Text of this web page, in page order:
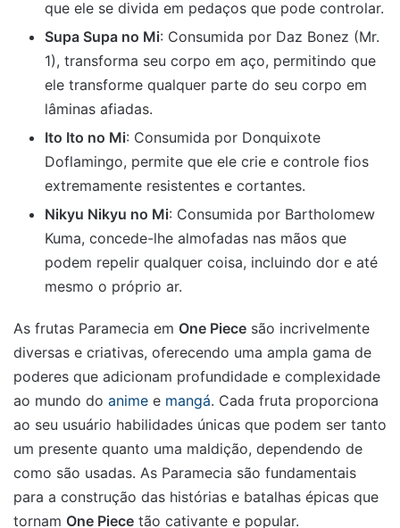
que ele se divida em pedaços que pode controlar.
Supa Supa no Mi: Consumida por Daz Bonez (Mr.
1), transforma seu corpo em aço, permitindo que
ele transforme qualquer parte do seu corpo em
lâminas afiadas.
Ito Ito no Mi: Consumida por Donquixote
Doflamingo, permite que ele crie e controle fios
extremamente resistentes e cortantes.
Nikyu Nikyu no Mi: Consumida por Bartholomew
Kuma, concede-lhe almofadas nas mãos que
podem repelir qualquer coisa, incluindo dor e até
mesmo o próprio ar.
As frutas Paramecia em One Piece são incrivelmente
diversas e criativas, oferecendo uma ampla gama de
poderes que adicionam profundidade e complexidade
ao mundo do anime e mangá. Cada fruta proporciona
ao seu usuário habilidades únicas que podem ser tanto
um presente quanto uma maldição, dependendo de
como são usadas. As Paramecia são fundamentais
para a construção das histórias e batalhas épicas que
tornam One Piece tão cativante e popular.